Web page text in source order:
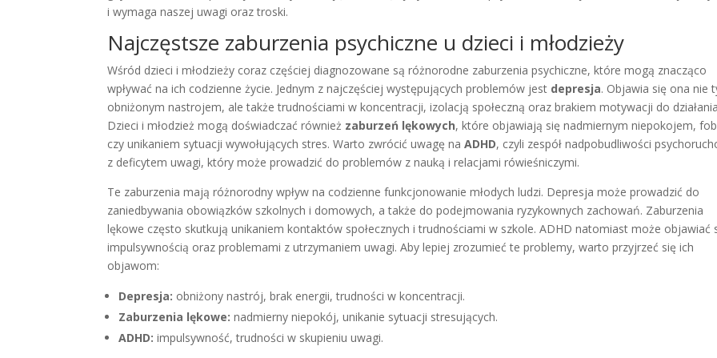
i wymaga naszej uwagi oraz troski.
Najczęstsze zaburzenia psychiczne u dzieci i młodzieży
Wśród dzieci i młodzieży coraz częściej diagnozowane są różnorodne zaburzenia psychiczne, które mogą znacząco
wpływać na ich codzienne życie. Jednym z najczęściej występujących problemów jest depresja. Objawia się ona nie
obniżonym nastrojem, ale także trudnościami w koncentracji, izolacją społeczną oraz brakiem motywacji do
Dzieci i młodzież mogą doświadczać również zaburzeń lękowych, które objawiają się nadmiernym niepokojem,
czy unikaniem sytuacji wywołujących stres. Warto zwrócić uwagę naADHD, czyli zespół nadpobudliwości
z deficytem uwagi, który może prowadzić do problemów z nauką i relacjami rówieśniczymi.
Te zaburzenia mają różnorodny wpływ na codzienne funkcjonowanie młodych ludzi. Depresja może prowadzić do
zaniedbywania obowiązków szkolnych i domowych, a także do podejmowania ryzykownych zachowań. Zaburzenia
lękowe często skutkują unikaniem kontaktów społecznych i trudnościami w szkole. ADHD natomiast może objawiać
impulsywnością oraz problemami z utrzymaniem uwagi. Aby lepiej zrozumieć te problemy, warto przyjrzeć się ich
objawom:
Depresja: obniżony nastrój, brak energii, trudności w koncentracji.
Zaburzenia lękowe: nadmierny niepokój, unikanie sytuacji stresujących.
ADHD: impulsywność, trudności w skupieniu uwagi.